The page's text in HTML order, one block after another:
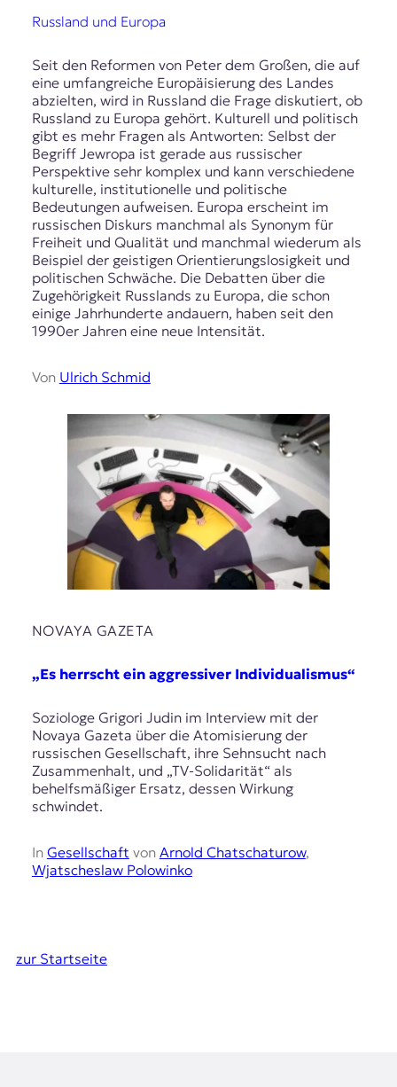
Russland und Europa
Seit den Reformen von Peter dem Großen, die auf
eine umfangreiche Europäisierung des Landes
abzielten, wird in Russland die Frage diskutiert, ob
Russland zu Europa gehört. Kulturell und politisch
gibt es mehr Fragen als Antworten: Selbst der
Begriff Jewropa ist gerade aus russischer
Perspektive sehr komplex und kann verschiedene
kulturelle, institutionelle und politische
Bedeutungen aufweisen. Europa erscheint im
russischen Diskurs manchmal als Synonym für
Freiheit und Qualität und manchmal wiederum als
Beispiel der geistigen Orientierungslosigkeit und
politischen Schwäche. Die Debatten über die
Zugehörigkeit Russlands zu Europa, die schon
einige Jahrhunderte andauern, haben seit den
1990er Jahren eine neue Intensität.
Von Ulrich Schmid
NOVAYA GAZETA
„Es herrscht ein aggressiver Individualismus“
Soziologe Grigori Judin im Interview mit der
Novaya Gazeta über die Atomisierung der
russischen Gesellschaft, ihre Sehnsucht nach
Zusammenhalt, und „TV-Solidarität“ als
behelfsmäßiger Ersatz, dessen Wirkung
schwindet.
In Gesellschaft von Arnold Chatschaturow,
Wjatscheslaw Polowinko
zur Startseite